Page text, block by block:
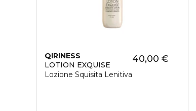
QIRINESS
LOTION EXQUISE
Lozione Squisita Lenitiva
40,00 €